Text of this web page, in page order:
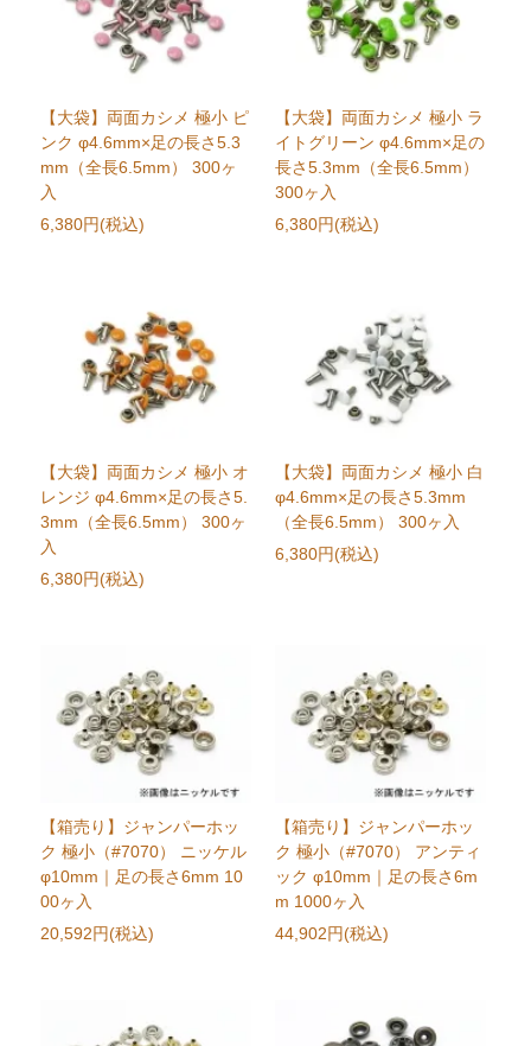
【大袋】両面カシメ 極小 ピ
ンク φ4.6mm×足の長さ5.3
mm（全長6.5mm） 300ヶ
入
6,380円(税込)
【大袋】両面カシメ 極小 ラ
イトグリーン φ4.6mm×足の
長さ5.3mm（全長6.5mm）
300ヶ入
6,380円(税込)
【大袋】両面カシメ 極小 オ
レンジ φ4.6mm×足の長さ5.
3mm（全長6.5mm） 300ヶ
入
6,380円(税込)
【大袋】両面カシメ 極小 白
φ4.6mm×足の長さ5.3mm
（全長6.5mm） 300ヶ入
6,380円(税込)
【箱売り】ジャンパーホッ
ク 極小（#7070） ニッケル
φ10mm｜足の長さ6mm 10
00ヶ入
20,592円(税込)
【箱売り】ジャンパーホッ
ク 極小（#7070） アンティ
ック φ10mm｜足の長さ6m
m 1000ヶ入
44,902円(税込)